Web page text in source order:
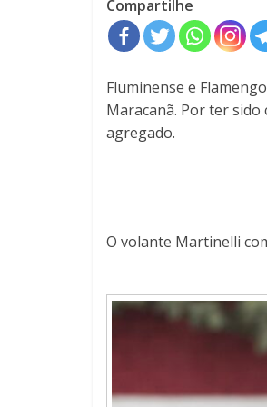
Compartilhe
Fluminense e
Maracanã. Por ter
agregado.
O volante Martinelli